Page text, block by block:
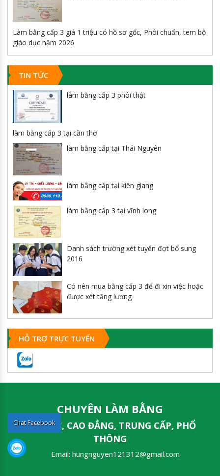
Làm bằng cấp 3 giá 1 triệu có hồ sơ gốc, Phôi chuẩn, tem bộ
giáo dục năm 2026
TIN TỨC
làm bằng cấp 3 phôi thật
làm bằng cấp 3 tại cần thơ
làm bằng cấp tại Thái Nguyên
làm bằng cấp tại kiên giang
làm bằng cấp 3 tại vĩnh long
Danh sách trường xét tuyển đợt bổ sung
2016
Có nên mua bằng cấp 3 để đi xin việc hoặc
được xét tăng lương
HỖ TRỢ TRỰC TUYẾN
CHUYÊN LÀM BẰNG
ĐẠI HỌC, CAO ĐẲNG, TRUNG CẤP, PHỔ
THÔNG
Email: hungnguyen121312@gmail.com
Chat Facebook